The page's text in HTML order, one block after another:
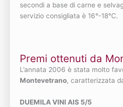
secondi a base di carne e
servizio consigliata è 16°-18°C.
Premi ottenuti da
L’annata 2006 è stata molto
Montevetrano, caratterizzata
DUEMILA VINI AIS 5/5